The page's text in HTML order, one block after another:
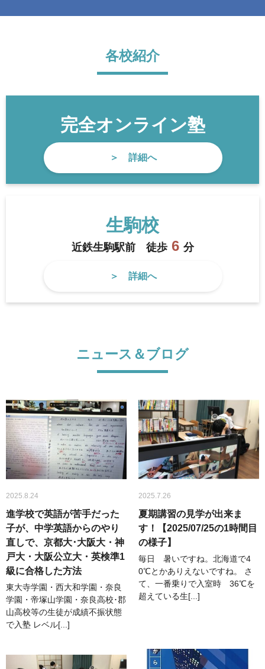
各校紹介
生駒校
近鉄生駒駅前 徒歩6 分
詳細へ
完全オンライン塾
詳細へ
ニュース＆ブログ
2025.8.24
進学校で英語が苦手だった
子が、中学英語からのやり
直しで、京都大･大阪大・神
戸大・大阪公立大・英検準1
級に合格した方法
東大寺学園・西大和学園・奈良
学園・帝塚山学園・奈良高校･郡
山高校等の生徒が成績不振状態
で入塾 レベル[...]
2025.7.26
夏期講習の見学が出来ま
す！【2025/07/25の1時間目
の様子】
毎日 暑いですね。北海道で4
0℃とかありえないですね。 さ
て、一番乗りで入室時 36℃を
超えている生[...]